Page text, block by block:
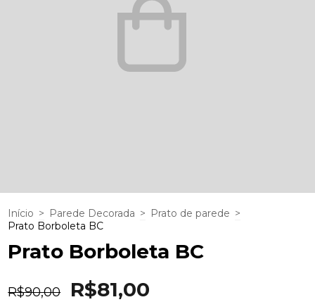
Início > Parede Decorada > Prato de parede >
Prato Borboleta BC
Prato Borboleta BC
R$90,00 R$81,00